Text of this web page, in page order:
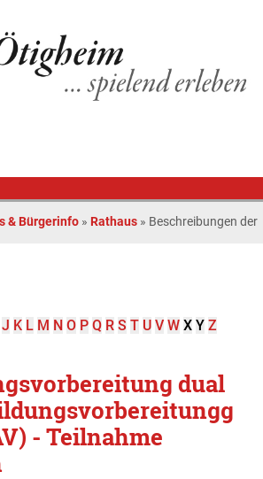
& Bürgerinfo » Rathaus » Beschreibungen der
J K L M N O P Q R S T U V W X Y Z
dual
- Teilnahme